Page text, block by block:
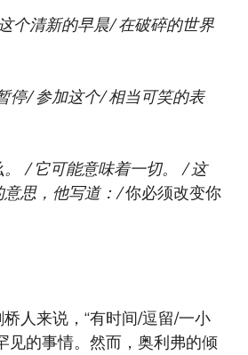
个清新的早晨/在破碎的世界
停/参加这个/相当可笑的表
。 /它可能意味着一切。 /这
意思，他写道：/你必须改变你
人来说，“有时间/逗留/一小
见的事情。然而，奥利弗的倾